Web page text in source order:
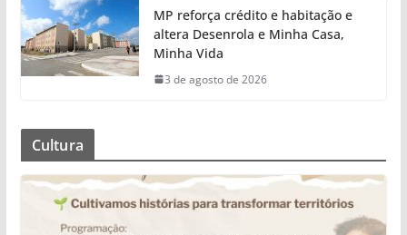
MP reforça crédito e habitação e
altera Desenrola e Minha Casa,
Minha Vida
3 de agosto de 2026
Cultura